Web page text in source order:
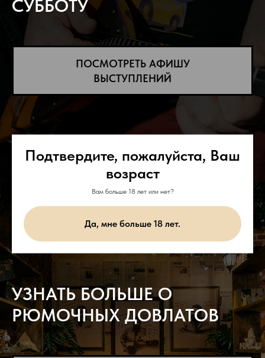
Подтвердите, пожалуйста, Ваш
возраст
Вам больше 18 лет или нет?
Да, мне больше 18 лет.
СУББОТУ
ПОСМОТРЕТЬ АФИШУ
ВЫСТУПЛЕНИЙ
УЗНАТЬ БОЛЬШЕ О
РЮМОЧНЫХ ДОВЛАТОВ